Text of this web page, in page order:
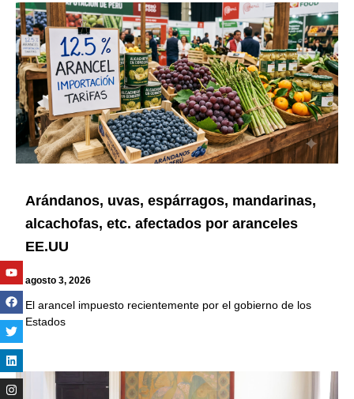
Arándanos, uvas, espárragos, mandarinas,
alcachofas, etc. afectados por aranceles
EE.UU
agosto 3, 2026
El arancel impuesto recientemente por el gobierno de los
Estados
Youtube
Facebook
Twitter
Linkedin
Instagram